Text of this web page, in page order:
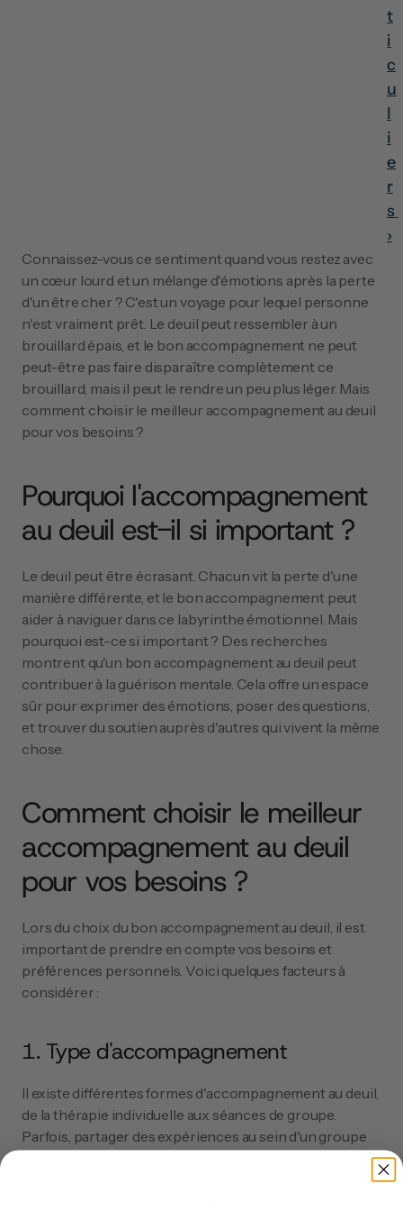
t
i
c
u
l
i
e
r
s
›
Connaissez-vous ce sentiment quand vous restez avec
un cœur lourd et un mélange d'émotions après la perte
d'un être cher ? C'est un voyage pour lequel personne
n'est vraiment prêt. Le deuil peut ressembler à un
brouillard épais, et le bon accompagnement ne peut
peut-être pas faire disparaître complètement ce
brouillard, mais il peut le rendre un peu plus léger. Mais
comment choisir le meilleur accompagnement au deuil
pour vos besoins ?
Pourquoi l'accompagnement
au deuil est-il si important ?
Le deuil peut être écrasant. Chacun vit la perte d'une
manière différente, et le bon accompagnement peut
aider à naviguer dans ce labyrinthe émotionnel. Mais
pourquoi est-ce si important ? Des recherches
montrent qu'un bon accompagnement au deuil peut
contribuer à la guérison mentale. Cela offre un espace
sûr pour exprimer des émotions, poser des questions,
et trouver du soutien auprès d'autres qui vivent la même
chose.
Comment choisir le meilleur
accompagnement au deuil
pour vos besoins ?
Lors du choix du bon accompagnement au deuil, il est
important de prendre en compte vos besoins et
préférences personnels. Voici quelques facteurs à
considérer :
1. Type d'accompagnement
Il existe différentes formes d'accompagnement au deuil,
de la thérapie individuelle aux séances de groupe.
Parfois, partager des expériences au sein d'un groupe